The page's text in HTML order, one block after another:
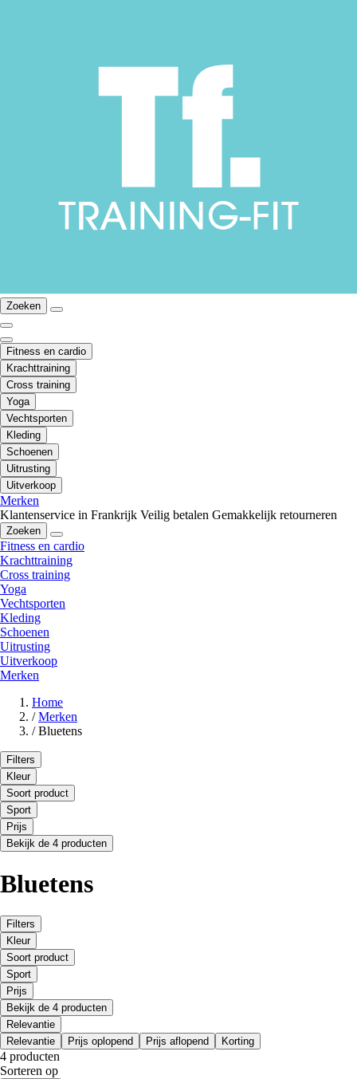
Zoeken
Fitness en cardio
Krachttraining
Cross training
Yoga
Vechtsporten
Kleding
Schoenen
Uitrusting
Uitverkoop
Merken
Klantenservice in Frankrijk Veilig betalen Gemakkelijk retourneren
Zoeken
Fitness en cardio
Krachttraining
Cross training
Yoga
Vechtsporten
Kleding
Schoenen
Uitrusting
Uitverkoop
Merken
Home
/ Merken
/ Bluetens
Filters
Kleur
Soort product
Sport
Prijs
Bekijk de 4 producten
Bluetens
Filters
Kleur
Soort product
Sport
Prijs
Bekijk de 4 producten
Relevantie
Relevantie
Prijs oplopend Prijs aflopend Korting
4 producten
Sorteren op